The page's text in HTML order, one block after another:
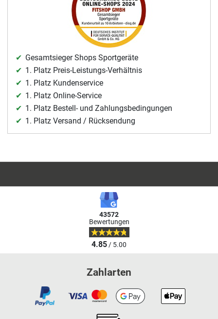
Gesamtsieger Shops Sportgeräte
1. Platz Preis-Leistungs-Verhältnis
1. Platz Kundenservice
1. Platz Online-Service
1. Platz Bestell- und Zahlungsbedingungen
1. Platz Versand / Rücksendung
43572
Bewertungen
4.85/ 5.00
Zahlarten